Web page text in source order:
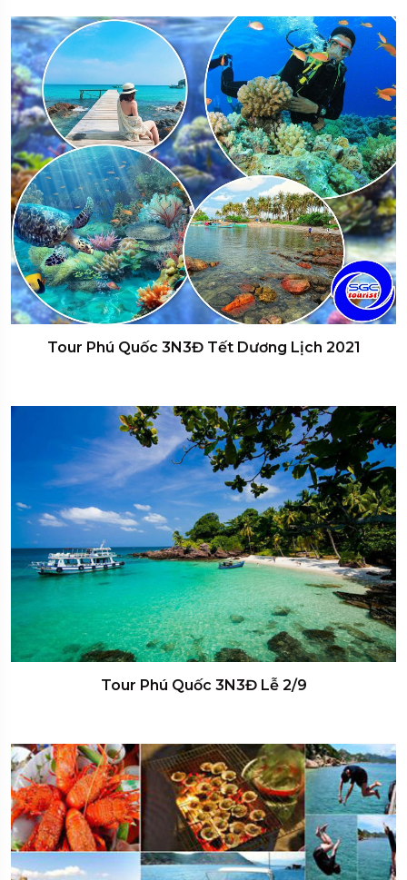
Tour Phú Quốc 3N3Đ Tết Dương Lịch 2021
Tour Phú Quốc 3N3Đ Lễ 2/9